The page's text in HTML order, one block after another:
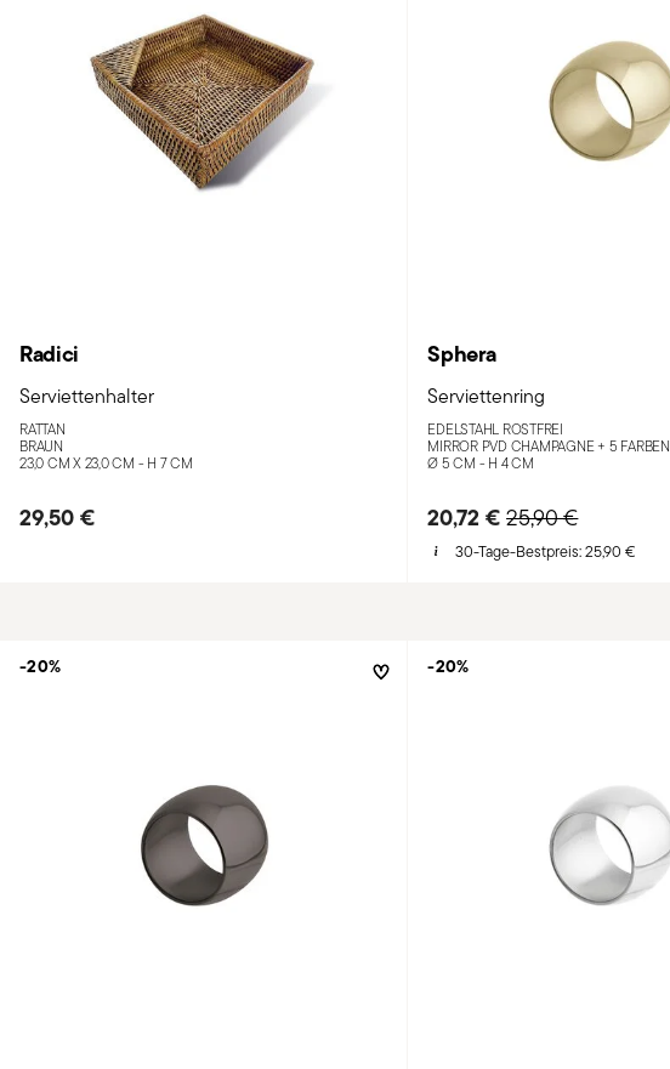
Radici
Serviettenhalter
RATTAN
BRAUN
23,0 CM X 23,0 CM - H 7 CM
29,50 €
Sphera
Serviettenring
EDELSTAHL ROSTFREI
MIRROR PVD CHAMPAGNE + 5 FARBEN
Ø 5 CM - H 4 CM
20,72 €Price reduced from
25,90 €to
30-Tage-Bestpreis:25,90 €
-20% -20%